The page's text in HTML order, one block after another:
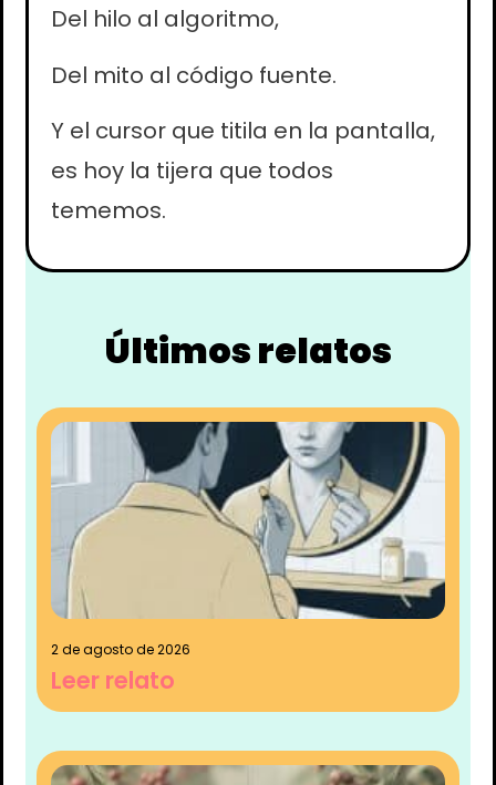
Del hilo al algoritmo,
Del mito al código fuente.
Y el cursor que titila en la pantalla,
es hoy la tijera que todos
tememos.
Últimos relatos
2 de agosto de 2026
Leer relato